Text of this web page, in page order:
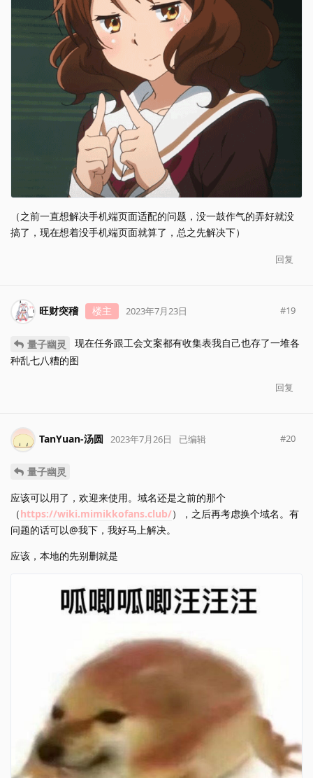
（之前一直想解决手机端页面适配的问题，没一鼓作气的弄好就没
搞了，现在想着没手机端页面就算了，总之先解决下）
回复
旺财突稽 楼主 2023年7月23日 #19
量子幽灵
现在任务跟工会文案都有收集表我自己也存了一堆各
种乱七八糟的图
回复
TanYuan-汤圆 2023年7月26日 已编辑 #20
量子幽灵
应该可以用了，欢迎来使用。域名还是之前的那个
（https://wiki.mimikkofans.club/），之后再考虑换个域名。有
问题的话可以@我下，我好马上解决。
应该，本地的先别删就是